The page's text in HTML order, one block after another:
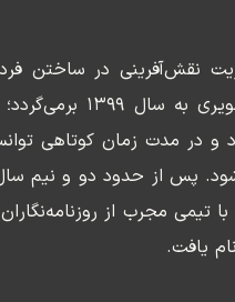
نقش‌آفرینی در ساختن
می‌گذارد. سابقه این
و در مدت زمان کوتاهی
پس از حدود دو و نیم
با تیمی مجرب از
یافت.